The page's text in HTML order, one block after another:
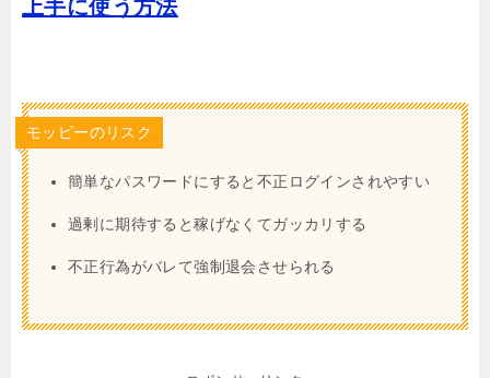
上手に使う方法
モッピーのリスク
簡単なパスワードにすると不正ログインされやすい
過剰に期待すると稼げなくてガッカリする
不正行為がバレて強制退会させられる